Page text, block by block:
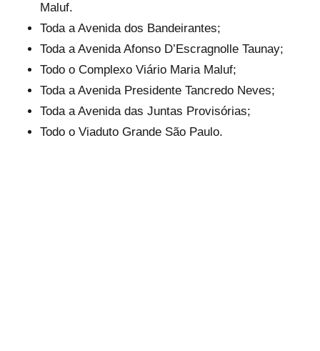
Maluf.
Toda a Avenida dos Bandeirantes;
Toda a Avenida Afonso D’Escragnolle Taunay;
Todo o Complexo Viário Maria Maluf;
Toda a Avenida Presidente Tancredo Neves;
Toda a Avenida das Juntas Provisórias;
Todo o Viaduto Grande São Paulo.